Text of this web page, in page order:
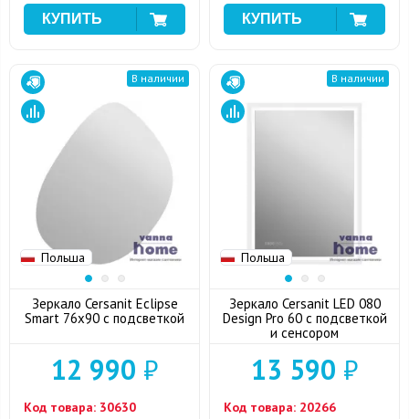
Польша
В наличии
Зеркало Cersanit Eclipse
Smart 76x90 с подсветкой
12 990 ₽
Код товара: 30630
Польша
В наличии
Зеркало Cersanit LED 080
Design Pro 60 с подсветкой
и сенсором
13 590 ₽
Код товара: 20266